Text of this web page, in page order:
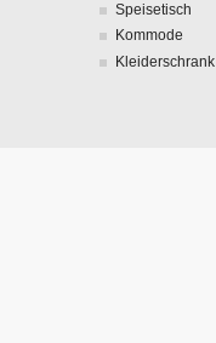
Speisetisch
Kommode
Kleiderschrank